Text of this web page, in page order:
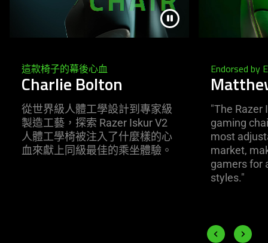
Charlie Bolton
這款椅子的幕後心血
從世界級人體工學設計到專家級
製造工藝，探索 Razer Iskur V2
人體工學椅被注入了什麼樣的心
血來獻上同級最佳的乘坐體驗。
Endorsed by
"The Razer
gaming
most
market,
gamers for
styles."
Previous slide
Next